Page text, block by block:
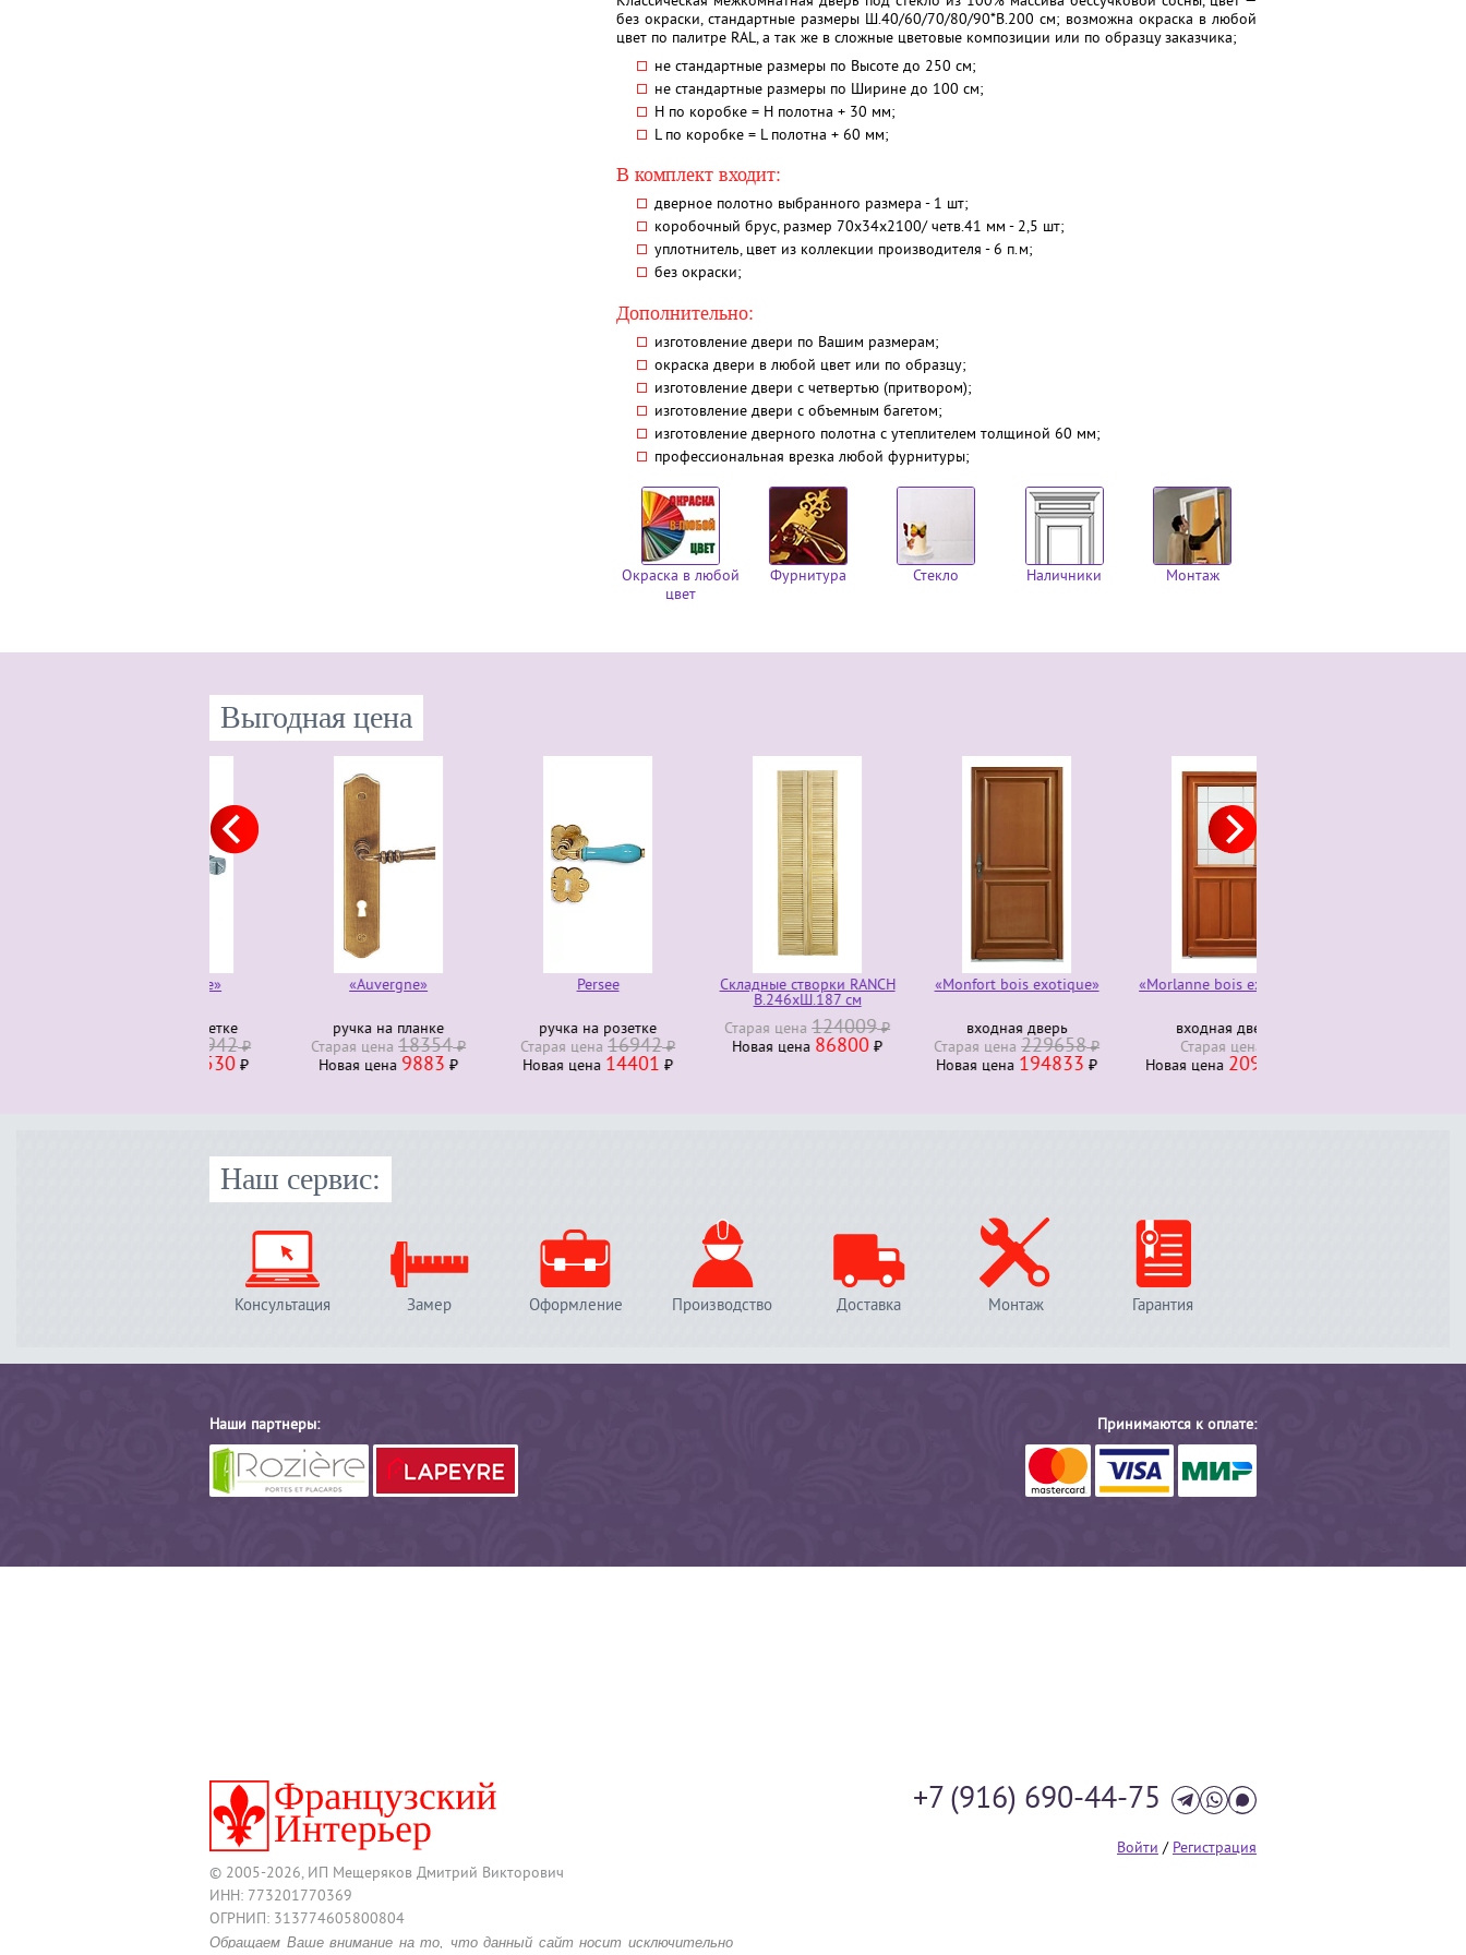
без окраски, стандартные размеры Ш.40/60/70/80/90*В.200 см; возможна окраска в любой
цвет по палитре RAL, а так же в сложные цветовые композиции или по образцу заказчика;
не стандартные размеры по Высоте до 250 см;
не стандартные размеры по Ширине до 100 см;
H по коробке = Н полотна + 30 мм;
L по коробке = L полотна + 60 мм;
В комплект входит:
дверное полотно выбранного размера - 1 шт;
коробочный брус, размер 70х34х2100/ четв.41 мм - 2,5 шт;
уплотнитель, цвет из коллекции производителя - 6 п.м;
без окраски;
Дополнительно:
изготовление двери по Вашим размерам;
окраска двери в любой цвет или по образцу;
изготовление двери с четвертью (притвором);
изготовление двери с объемным багетом;
изготовление дверного полотна с утеплителем толщиной 60 мм;
профессиональная врезка любой фурнитуры;
Окраска в любой
цвет
Фурнитура Стекло Наличники Монтаж
Выгодная цена
«Auvergne»
ручка на планке
Старая ценa18354₽
Новая ценa9883₽
ручка на розетке
Старая ценa16942₽
Новая ценa14401₽
Складные створки RANCH
В.246хШ.187 см
Старая ценa124009₽
Новая ценa86800₽
«Monfort bois exotique»
входная дверь
Старая ценa229658₽
Новая ценa194833₽
«Morlanne bois exotique»
входная дверь
Старая ценa
Новая ценa209327₽
Наш сервис:
Консультация Замер Оформление Производство Доставка Монтаж Гарантия
Наши партнеры: Принимаются к оплате:
© 2005-2026, ИП Мещеряков Дмитрий Викторович
ИНН: 773201770369
ОГРНИП: 313774605800804
Обращаем Ваше внимание на то, что данный сайт носит исключительно
+7 (916) 690-44-75
Войти / Регистрация